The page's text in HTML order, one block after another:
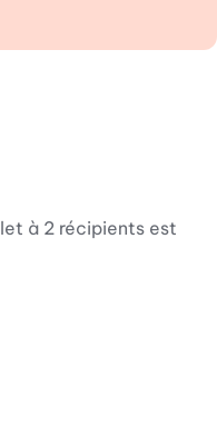
à 2 récipients est